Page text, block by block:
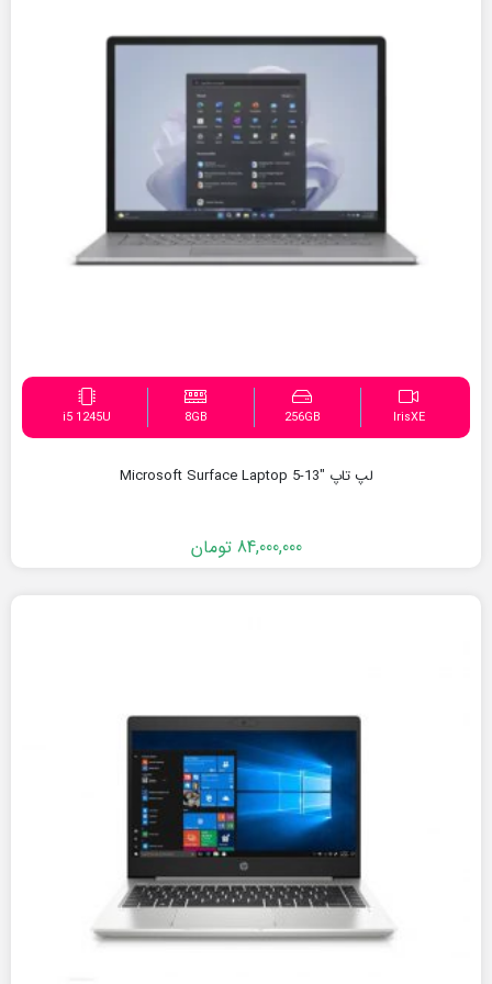
IrisXE
256GB
8GB
i5 1245U
لپ تاپ Microsoft Surface Laptop 5-13″
84,000,000 تومان